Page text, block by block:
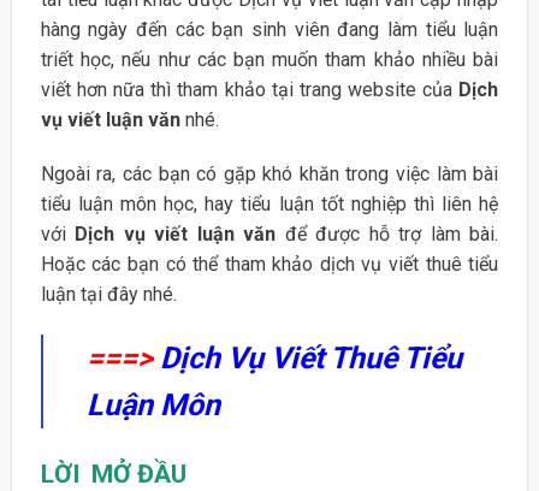
hàng ngày đến các bạn sinh viên đang làm tiểu luận
triết học, nếu như các bạn muốn tham khảo nhiều bài
viết hơn nữa thì tham khảo tại trang website của Dịch
vụ viết luận vănnhé.
Ngoài ra, các bạn có gặp khó khăn trong việc làm bài
tiểu luận môn học, hay tiểu luận tốt nghiệp thì liên hệ
vớiDịch vụ viết luận văn để được hỗ trợ làm bài.
Hoặc các bạn có thể tham khảo dịch vụ viết thuê tiểu
luận tại đây nhé.
===>Dịch Vụ Viết Thuê Tiểu
Luận Môn
LỜI MỞ ĐẦU